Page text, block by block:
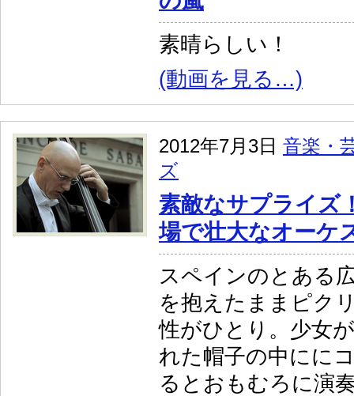
素晴らしい！
(動画を見る…)
2012年7月3日 音楽・
ズ
素敵なサプライズ
場で壮大なオーケ
スペインのとある
を抱えたままピク
性がひとり。少女
れた帽子の中にに
るとおもむろに演